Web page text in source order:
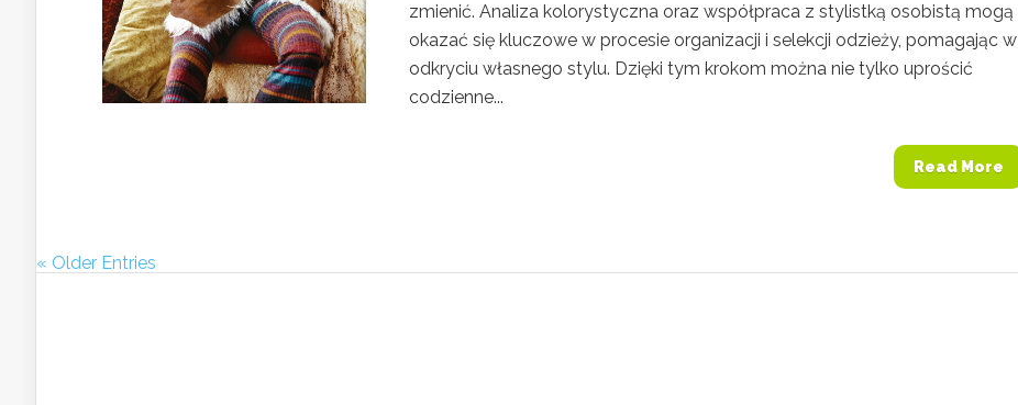
zmienić. Analiza kolorystyczna oraz współpraca z stylistką osobistą mogą
okazać się kluczowe w procesie organizacji i selekcji odzieży, pomagając w
odkryciu własnego stylu. Dzięki tym krokom można nie tylko uprościć
codzienne...
Read More
« Older Entries